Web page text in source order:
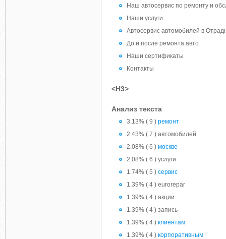
Наш автосервис по ремонту и
Наши услуги
Автосервис автомобилей в
До и после ремонта авто
Наши сертификаты
Контакты
<H3>
Анализ текста
3.13% ( 9 ) ремонт
2.43% ( 7 ) автомобилей
2.08% ( 6 ) москве
2.08% ( 6 ) услуги
1.74% ( 5 ) сервис
1.39% ( 4 ) eurorepar
1.39% ( 4 ) акции
1.39% ( 4 ) запись
1.39% ( 4 ) клиентам
1.39% ( 4 ) корпоративным